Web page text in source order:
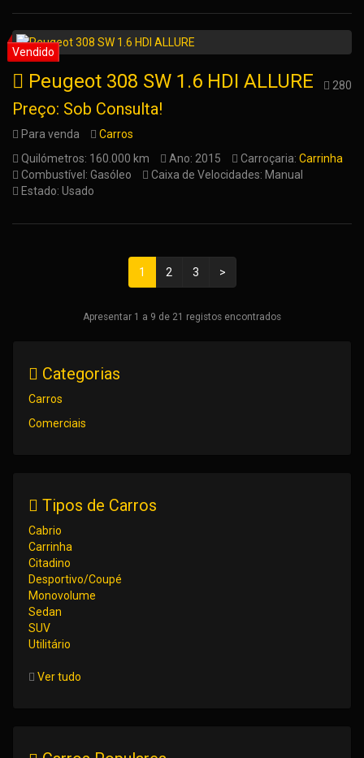
280
Peugeot 308 SW 1.6 HDI ALLURE
Preço: Sob Consulta!
Para venda
Carros
Quilómetros: 160.000 km
Ano: 2015 Carroçaria: Carrinha
Combustível: Gasóleo
Caixa de Velocidades: Manual
Estado: Usado
1 2 3 >
Apresentar 1 a 9 de 21 registos encontrados
Categorias
Carros
Comerciais
Tipos de Carros
Cabrio
Carrinha
Citadino
Desportivo/Coupé
Monovolume
Sedan
SUV
Utilitário
Ver tudo